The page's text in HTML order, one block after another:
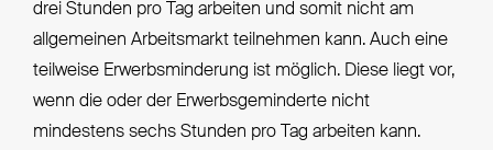
drei Stunden pro Tag arbeiten und somit nicht am
allgemeinen Arbeitsmarkt teilnehmen kann. Auch eine
teilweise Erwerbsminderung ist möglich. Diese liegt vor,
wenn die oder der Erwerbsgeminderte nicht
mindestens sechs Stunden pro Tag arbeiten kann.